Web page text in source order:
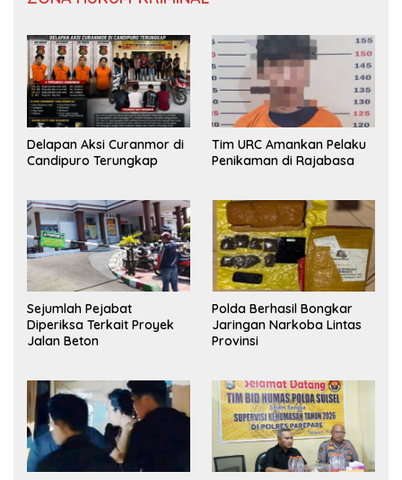
Delapan Aksi Curanmor di
Candipuro Terungkap
Tim URC Amankan Pelaku
Penikaman di Rajabasa
Sejumlah Pejabat
Diperiksa Terkait Proyek
Jalan Beton
Polda Berhasil Bongkar
Jaringan Narkoba Lintas
Provinsi